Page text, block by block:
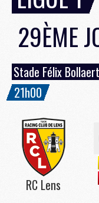
29ÈME
Stade Félix
21h00
RC Lens